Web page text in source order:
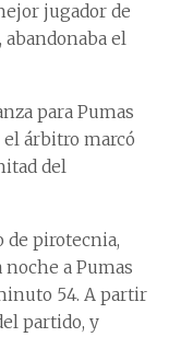
jugador de
abandonaba el
para Pumas
árbitro marcó
del
de pirotecnia,
a Pumas
54. A partir
partido, y